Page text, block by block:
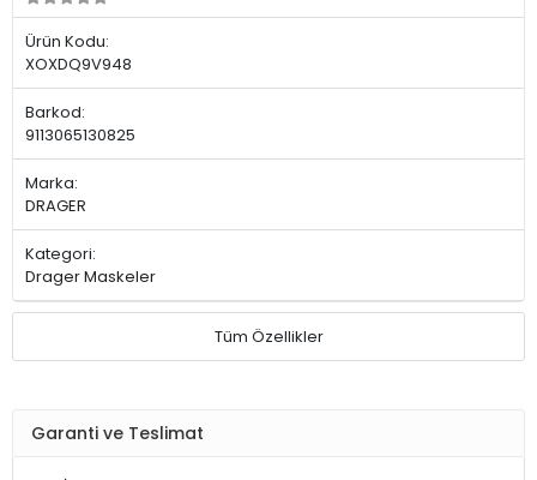
Ürün Kodu:
XOXDQ9V948
Barkod:
9113065130825
Marka:
DRAGER
Kategori:
Drager Maskeler
Tüm Özellikler
Garanti ve Teslimat